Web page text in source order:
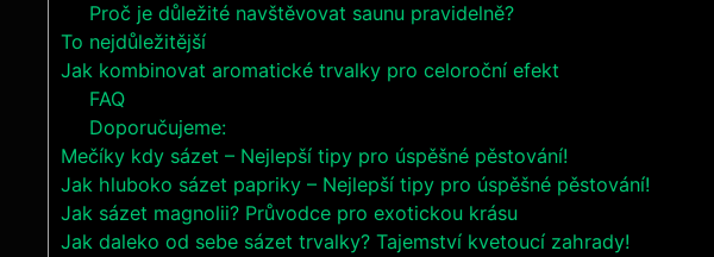
Proč je důležité navštěvovat saunu pravidelně?
To nejdůležitější
Jak kombinovat aromatické trvalky pro celoroční efekt
FAQ
Doporučujeme:
Mečíky kdy sázet – Nejlepší tipy pro úspěšné pěstování!
Jak hluboko sázet papriky – Nejlepší tipy pro úspěšné pěstování!
Jak sázet magnolii? Průvodce pro exotickou krásu
Jak daleko od sebe sázet trvalky? Tajemství kvetoucí zahrady!